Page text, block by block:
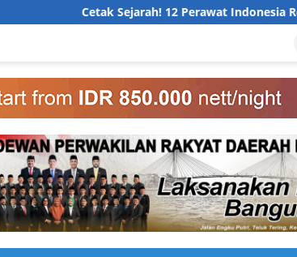
Cetak Sejarah! 12 Perawat Indonesia Resmi Bekerja